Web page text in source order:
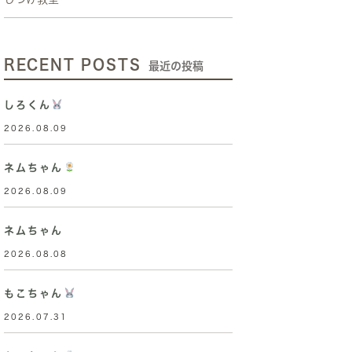
RECENT POSTS 最近の投稿
しろくん
2026.08.09
ネムちゃん
2026.08.09
ネムちゃん
2026.08.08
もこちゃん
2026.07.31